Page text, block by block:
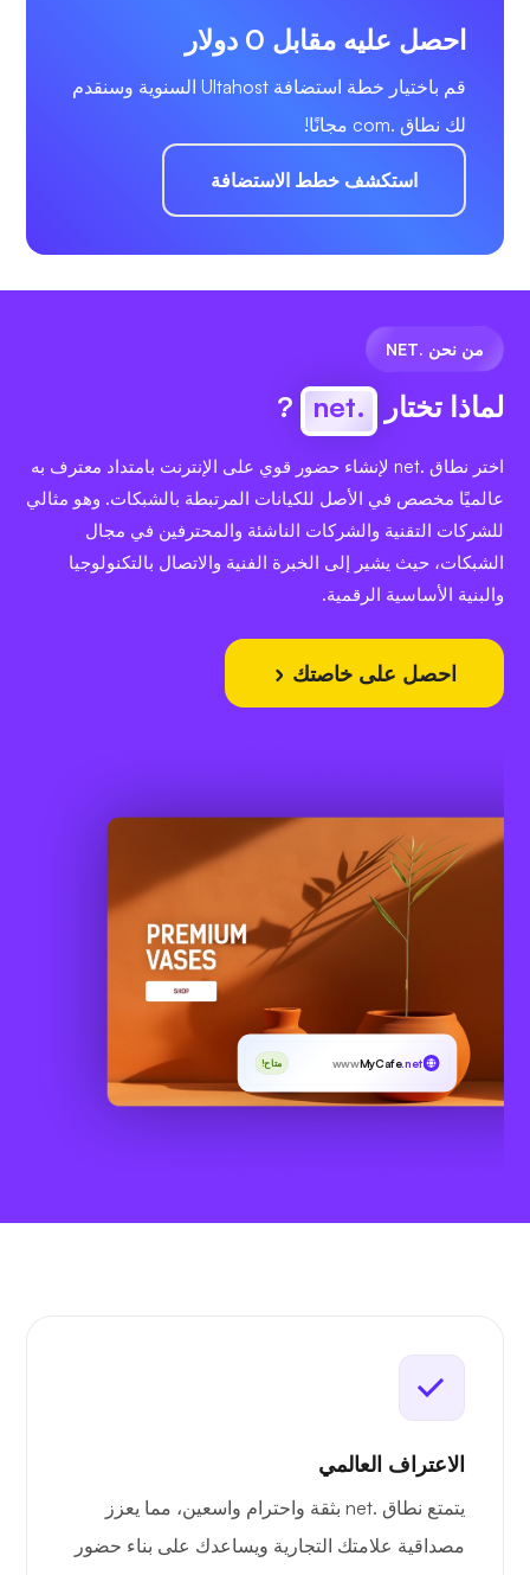
احصل عليه مقابل 0 دولار
قم باختيار خطة استضافة Ultahost السنوية وسنقدم
لك نطاق .com مجانًا!
استكشف خطط الاستضافة
من نحن .NET
لماذا تختار .net
?
اختر نطاق .net لإنشاء حضور قوي على الإنترنت بامتداد معترف به
عالميًا مخصص في الأصل للكيانات المرتبطة بالشبكات. وهو مثالي
للشركات التقنية والشركات الناشئة والمحترفين في مجال
الشبكات، حيث يشير إلى الخبرة الفنية والاتصال بالتكنولوجيا
والبنية الأساسية الرقمية.
احصل على خاصتك
wwwMyCafe.net متاح!
الاعتراف العالمي
يتمتع نطاق .net بثقة واحترام واسعين، مما يعزز
مصداقية علامتك التجارية ويساعدك على بناء حضور